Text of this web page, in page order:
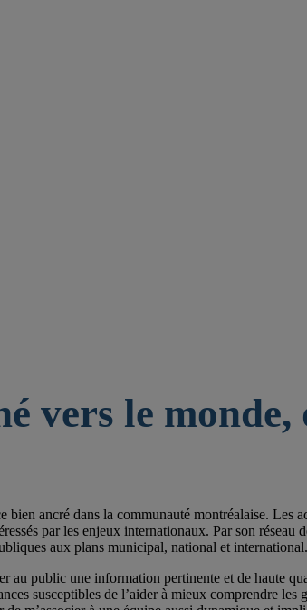
le monde,
ancré dans la communauté montréalaise. Les
par les enjeux internationaux. Par son
aux plans municipal, national et international.
public une information pertinente et de haute
susceptibles de l’aider à mieux comprendre